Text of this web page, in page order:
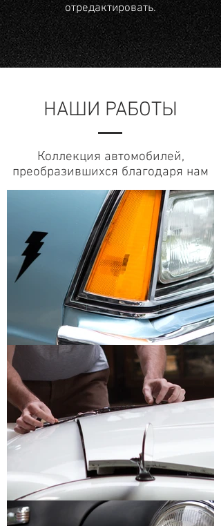
отредактировать.
НАШИ РАБОТЫ
Коллекция автомобилей,
преобразившихся благодаря нам